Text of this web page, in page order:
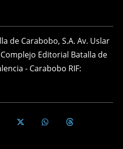
de Carabobo, S.A. Av. Uslar
Editorial Batalla de
- Carabobo RIF: